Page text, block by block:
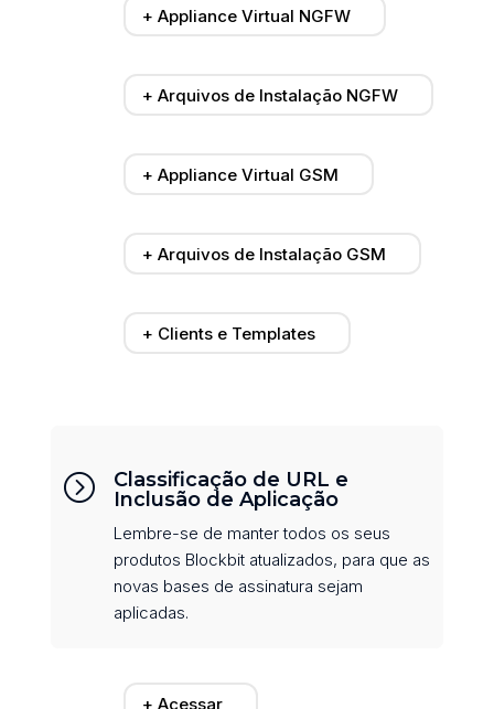
+ Appliance Virtual NGFW
+ Arquivos de Instalação NGFW
+ Appliance Virtual GSM
+ Arquivos de Instalação GSM
+ Clients e Templates
=
Classificação de URL e
Inclusão de Aplicação
Lembre-se de manter todos os seus
produtos Blockbit atualizados, para que as
novas bases de assinatura sejam
aplicadas.
+ Acessar